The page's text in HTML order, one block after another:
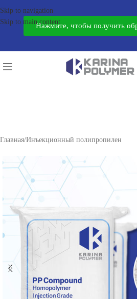
Skip to navigation
Skip to main contentНажмите, чтобы получить
Главная/Инъекционный полипропилен